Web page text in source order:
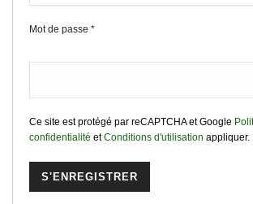
Mot de passe *
Ce site est protégé par reCAPTCHA et Google
confidentialité etConditions d'utilisation appliquer.